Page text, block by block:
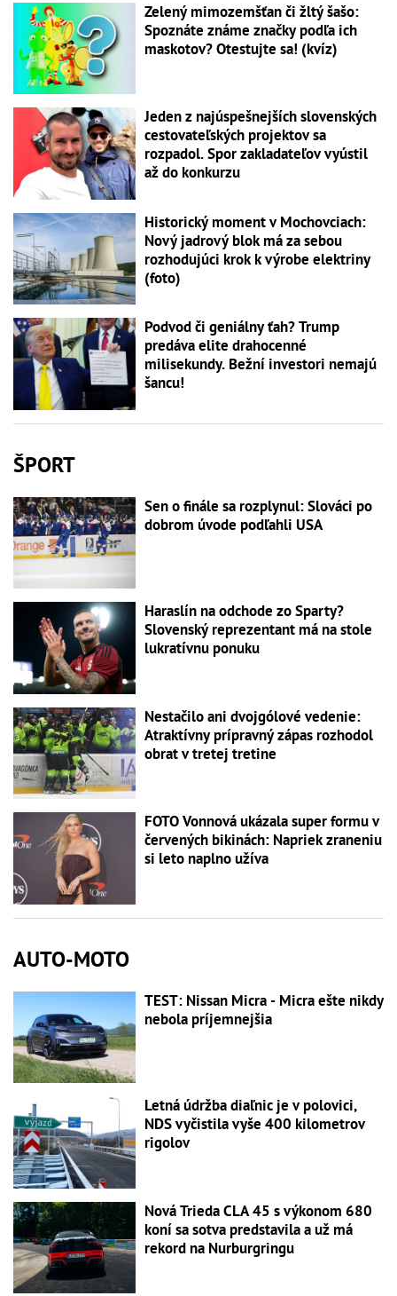
Zelený mimozemšťan či žltý šašo:
Spoznáte známe značky podľa ich
maskotov? Otestujte sa! (kvíz)
Jeden z najúspešnejších slovenských
cestovateľských projektov sa
rozpadol. Spor zakladateľov vyústil
až do konkurzu
Historický moment v Mochovciach:
Nový jadrový blok má za sebou
rozhodujúci krok k výrobe elektriny
(foto)
Podvod či geniálny ťah? Trump
predáva elite drahocenné
milisekundy. Bežní investori nemajú
šancu!
ŠPORT
Sen o finále sa rozplynul: Slováci po
dobrom úvode podľahli USA
Haraslín na odchode zo Sparty?
Slovenský reprezentant má na stole
lukratívnu ponuku
Nestačilo ani dvojgólové vedenie:
Atraktívny prípravný zápas rozhodol
obrat v tretej tretine
FOTO Vonnová ukázala super formu v
červených bikinách: Napriek zraneniu
si leto naplno užíva
AUTO-MOTO
TEST: Nissan Micra - Micra ešte nikdy
nebola príjemnejšia
Letná údržba diaľnic je v polovici,
NDS vyčistila vyše 400 kilometrov
rigolov
Nová Trieda CLA 45 s výkonom 680
koní sa sotva predstavila a už má
rekord na Nurburgringu